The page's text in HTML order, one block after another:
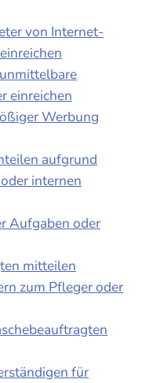
von Internet-
einreichen
Werbung
aufgrund
internen
Aufgaben oder
mitteilen
zum Pfleger oder
für